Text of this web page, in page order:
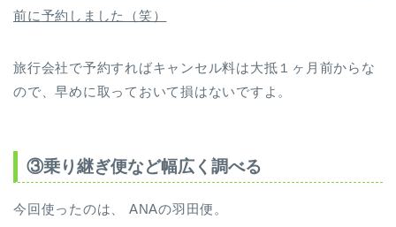
前に予約しました（笑）
旅行会社で予約すればキャンセル料は大抵１ヶ月前からな
ので、早めに取っておいて損はないですよ。
③乗り継ぎ便など幅広く調べる
今回使ったのは、 ANAの羽田便。